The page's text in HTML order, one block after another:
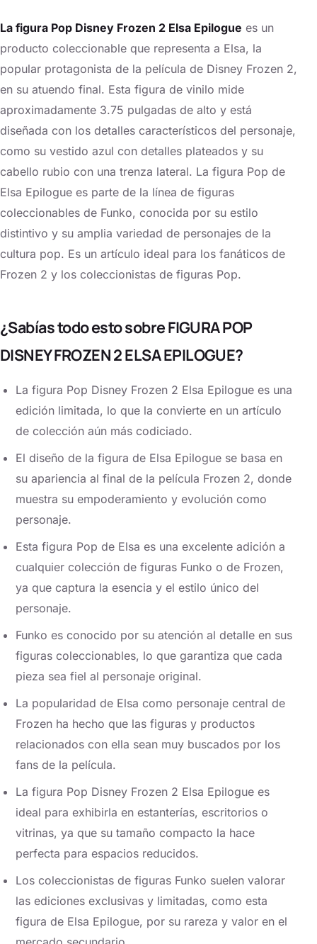
La figura Pop Disney Frozen 2 Elsa Epilogue es un
producto coleccionable que representa a Elsa, la
popular protagonista de la película de Disney Frozen 2,
en su atuendo final. Esta figura de vinilo mide
aproximadamente 3.75 pulgadas de alto y está
diseñada con los detalles característicos del personaje,
como su vestido azul con detalles plateados y su
cabello rubio con una trenza lateral. La figura Pop de
Elsa Epilogue es parte de la línea de figuras
coleccionables de Funko, conocida por su estilo
distintivo y su amplia variedad de personajes de la
cultura pop. Es un artículo ideal para los fanáticos de
Frozen 2 y los coleccionistas de figuras Pop.
¿Sabías todo esto sobre FIGURA POP
DISNEY FROZEN 2 ELSA EPILOGUE?
La figura Pop Disney Frozen 2 Elsa Epilogue es una
edición limitada, lo que la convierte en un artículo
de colección aún más codiciado.
El diseño de la figura de Elsa Epilogue se basa en
su apariencia al final de la película Frozen 2, donde
muestra su empoderamiento y evolución como
personaje.
Esta figura Pop de Elsa es una excelente adición a
cualquier colección de figuras Funko o de Frozen,
ya que captura la esencia y el estilo único del
personaje.
Funko es conocido por su atención al detalle en sus
figuras coleccionables, lo que garantiza que cada
pieza sea fiel al personaje original.
La popularidad de Elsa como personaje central de
Frozen ha hecho que las figuras y productos
relacionados con ella sean muy buscados por los
fans de la película.
La figura Pop Disney Frozen 2 Elsa Epilogue es
ideal para exhibirla en estanterías, escritorios o
vitrinas, ya que su tamaño compacto la hace
perfecta para espacios reducidos.
Los coleccionistas de figuras Funko suelen valorar
las ediciones exclusivas y limitadas, como esta
figura de Elsa Epilogue, por su rareza y valor en el